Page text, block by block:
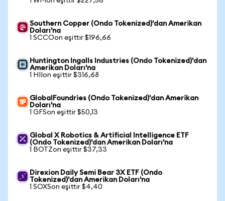
Southern Copper (Ondo Tokenized)'dan Amerikan
Doları'na
1 SCCOon eşittir $196,66
Huntington Ingalls Industries (Ondo Tokenized)'dan
Amerikan Doları'na
1 HIIon eşittir $316,68
GlobalFoundries (Ondo Tokenized)'dan Amerikan
Doları'na
1 GFSon eşittir $50,13
Global X Robotics & Artificial Intelligence ETF
(Ondo Tokenized)'dan Amerikan Doları'na
1 BOTZon eşittir $37,33
Direxion Daily Semi Bear 3X ETF (Ondo
Tokenized)'dan Amerikan Doları'na
1 SOXSon eşittir $4,40